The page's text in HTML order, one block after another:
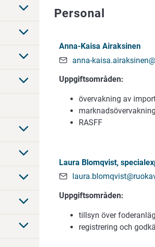
Personal
Anna-Kaisa Airaksinen
anna-
Uppgiftsområden:
övervakning av
marknadsövervakning
RASFF
Laura Blomqvist,
Uppgiftsområden:
tillsyn över
registrering och